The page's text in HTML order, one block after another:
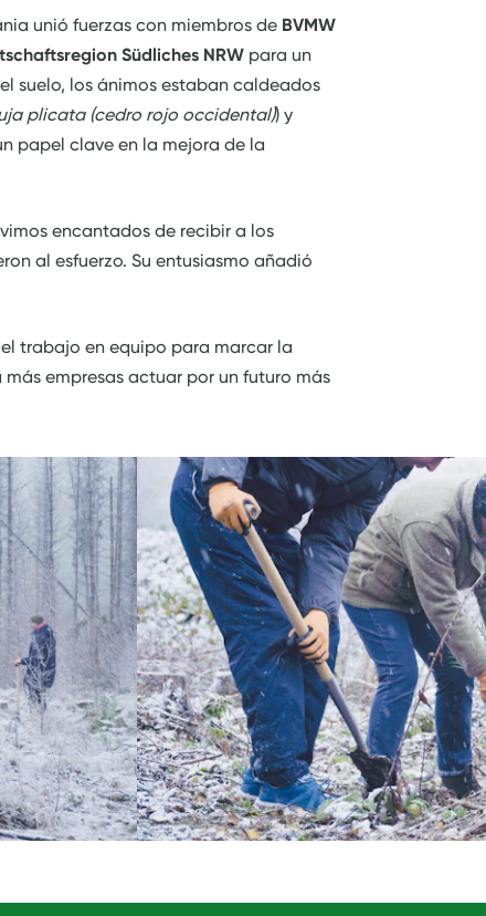
unió fuerzas con miembros de BVMW
Südliches NRW para un
suelo, los ánimos estaban caldeados
plicata (cedro rojo occidental)) y
papel clave en la mejora de la
encantados de recibir a los
al esfuerzo. Su entusiasmo añadió
trabajo en equipo para marcar la
empresas actuar por un futuro más